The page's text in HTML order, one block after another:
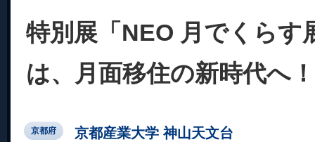
特別展「NEO 月でくらす
は、月面移住の新時代へ
京都府 京都産業大学 神山天文台